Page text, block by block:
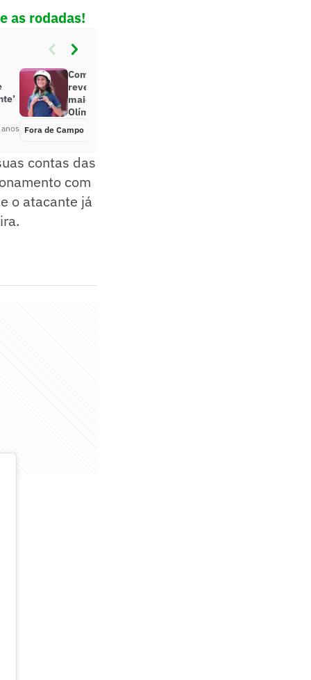
as rodadas!
Com cinco brasileiros, Instagram
revela o Top-10 de atletas com
maior sucesso digital nos Jogos
Olímpicos
Fora de Campo
contas das
com
o atacante já